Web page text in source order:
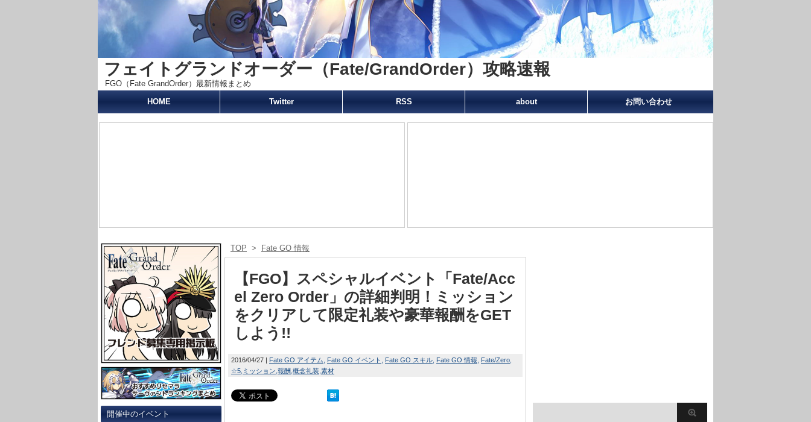
フェイトグランドオーダー（Fate/GrandOrder）攻略速報
FGO（Fate GrandOrder）最新情報まとめ
HOME
Twitter RSS about お問い合わせ
開催中のイベント
TOP > Fate GO 情報
【FGO】スペシャルイベント「Fate/Acc
el Zero Order」の詳細判明！ミッション
をクリアして限定礼装や豪華報酬をGET
しよう!!
2016/04/27 Fate GO アイテム Fate GO イベント Fate GO スキル Fate GO 情報
Fate/Zero
☆5 ミッション 報酬 概念礼装 素材